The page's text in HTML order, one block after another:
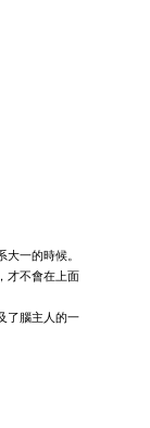
一的時候。
才不會在上面
了腦主人的一